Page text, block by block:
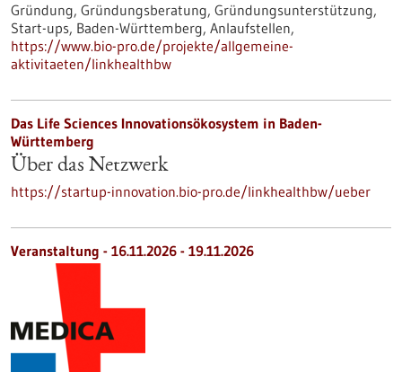
Gründung, Gründungsberatung, Gründungsunterstützung,
Start-ups, Baden-Württemberg, Anlaufstellen,
https://www.bio-pro.de/projekte/allgemeine-
aktivitaeten/linkhealthbw
Das Life Sciences Innovationsökosystem in Baden-
Württemberg
Über das Netzwerk
https://startup-innovation.bio-pro.de/linkhealthbw/ueber
Veranstaltung - 16.11.2026 - 19.11.2026